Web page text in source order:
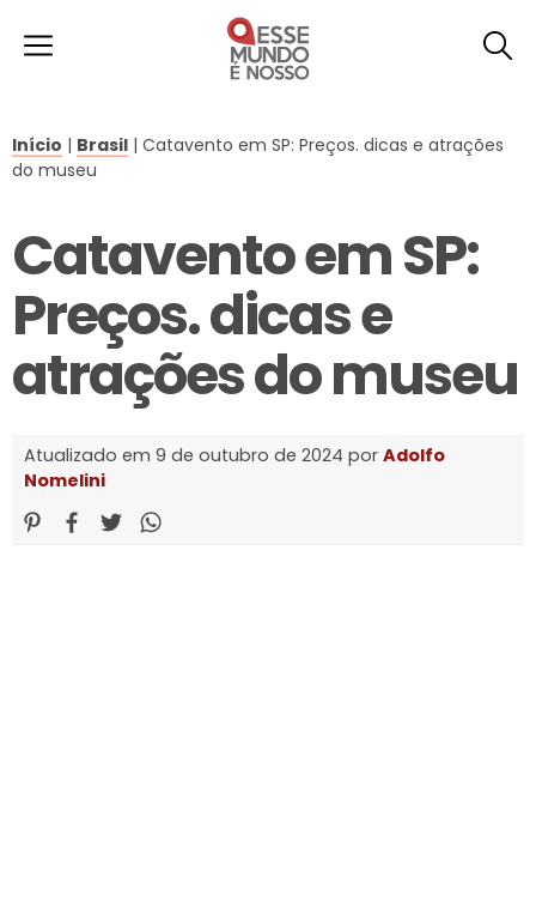
Início | Brasil | Catavento em SP: Preços. dicas e atrações
do museu
Catavento em SP:
Preços. dicas e
atrações do museu
Atualizado em 9 de outubro de 2024 por Adolfo
Nomelini